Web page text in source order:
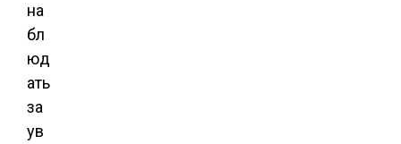
на
бл
юд
ать
за
ув